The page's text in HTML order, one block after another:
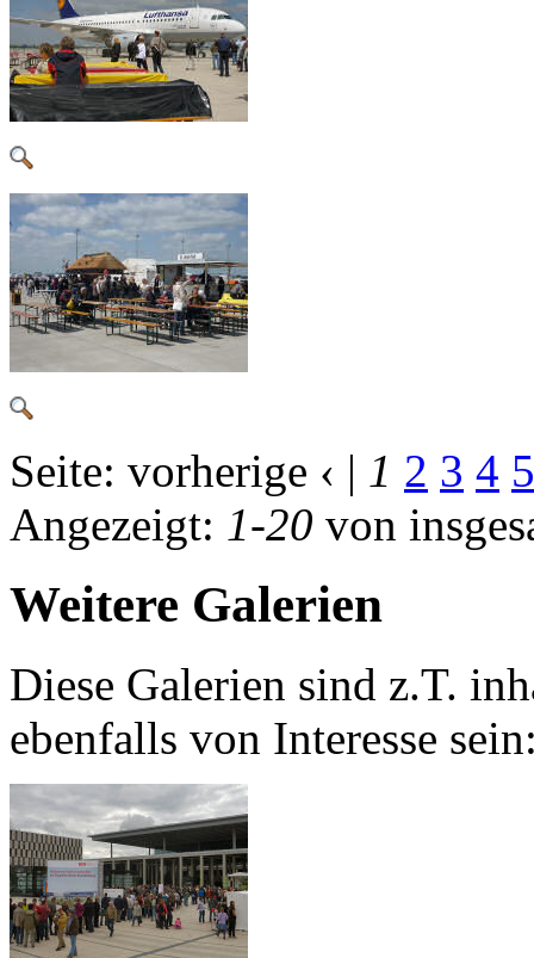
Seite: vorherige ‹ | 1 2 3 4 5
Angezeigt: 1-20 von
Weitere Galerien
Diese Galerien sind z.T.
ebenfalls von Interesse